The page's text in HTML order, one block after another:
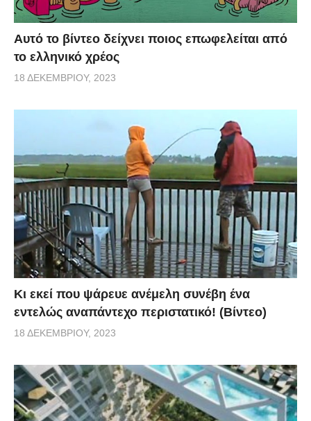
Αυτό το βίντεο δείχνει ποιος επωφελείται από
το ελληνικό χρέος
18 ΔΕΚΕΜΒΡΊΟΥ, 2023
Κι εκεί που ψάρευε ανέμελη συνέβη ένα
εντελώς αναπάντεχο περιστατικό! (Βίντεο)
18 ΔΕΚΕΜΒΡΊΟΥ, 2023